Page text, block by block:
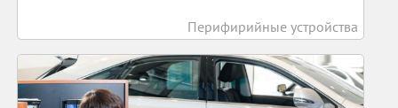
Перифирийные устройства